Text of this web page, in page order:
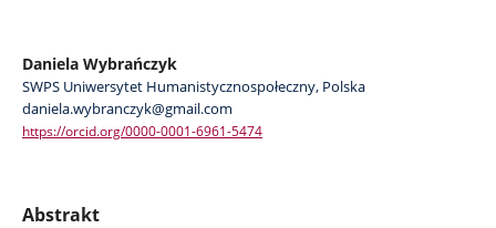
Daniela Wybrańczyk
SWPS Uniwersytet Humanistycznospołeczny, Polska
daniela.wybranczyk@gmail.com
https://orcid.org/0000-0001-6961-5474
Abstrakt